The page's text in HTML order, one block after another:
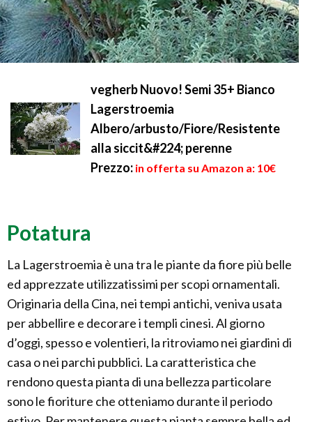
vegherb Nuovo! Semi 35+ Bianco
Lagerstroemia
Albero/arbusto/Fiore/Resistente
alla siccit&#224; perenne
Prezzo: in offerta su Amazon a: 10€
Potatura
La Lagerstroemia è una tra le piante da fiore più belle
ed apprezzate utilizzatissimi per scopi ornamentali.
Originaria della Cina, nei tempi antichi, veniva usata
per abbellire e decorare i templi cinesi. Al giorno
d’oggi, spesso e volentieri, la ritroviamo nei giardini di
casa o nei parchi pubblici. La caratteristica che
rendono questa pianta di una bellezza particolare
sono le fioriture che otteniamo durante il periodo